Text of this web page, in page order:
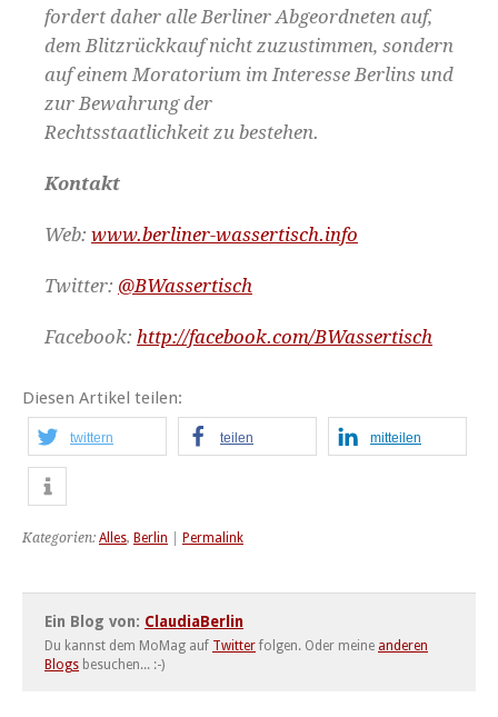
fordert daher alle Berliner Abgeordneten auf,
dem Blitzrückkauf nicht zuzustimmen, sondern
auf einem Moratorium im Interesse Berlins und
zur Bewahrung der
Rechtsstaatlichkeit zu bestehen.
Kontakt
Web: www.berliner-wassertisch.info
Twitter: @BWassertisch
Facebook: http://facebook.com/BWassertisch
Diesen Artikel teilen:
twittern teilen mitteilen
Kategorien: Alles, Berlin Permalink
Ein Blog von: ClaudiaBerlin
Du kannst dem MoMag auf Twitter folgen. Oder meine anderen
Blogs besuchen... :-)